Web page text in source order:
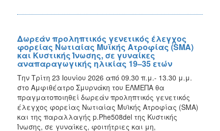
Δωρεάν προληπτικός γενετικός έλεγχος
φορείας Νωτιαίας Μυϊκής Ατροφίας (SMA)
και Κυστικής Ίνωσης, σε γυναίκες
αναπαραγωγικής ηλικίας 19–35 ετών
Την Τρίτη 23 Ιουνίου 2026 από 09.30 π.μ.- 13.30 μ.μ.
στο Αμφιθέατρο Σμυρνάκη του ΕΛΜΕΠΑ θα
πραγματοποιηθεί δωρεάν προληπτικός γενετικός
έλεγχος φορείας Νωτιαίας Μυϊκής Ατροφίας (SMA)
και της παραλλαγής p.Phe508del της Κυστικής
Ίνωσης, σε γυναίκες, φοιτήτριες και μη,